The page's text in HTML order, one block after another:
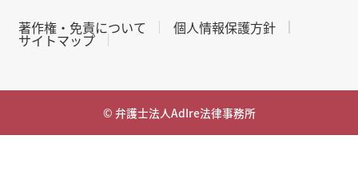
著作権・免責について 個人情報保護方針
サイトマップ
© 弁護士法人AdIre法律事務所